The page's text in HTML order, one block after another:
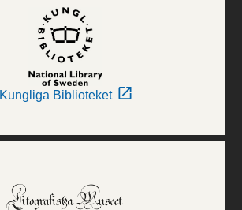
Kungliga Biblioteket